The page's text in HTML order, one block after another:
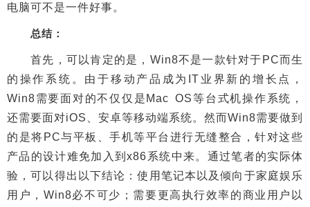
电脑可不是一件好事。
总结：
首先，可以肯定的是，Win8不是一款针对于PC而生
的操作系统。由于移动产品成为IT业界新的增长点，
Win8需要面对的不仅仅是Mac OS等台式机操作系统，
还需要面对iOS、安卓等移动端系统。然而Win8需要做到
的是将PC与平板、手机等平台进行无缝整合，针对这些
产品的设计难免加入到x86系统中来。通过笔者的实际体
验，可以得出以下结论：使用笔记本以及倾向于家庭娱乐
用户，Win8必不可少；需要更高执行效率的商业用户以